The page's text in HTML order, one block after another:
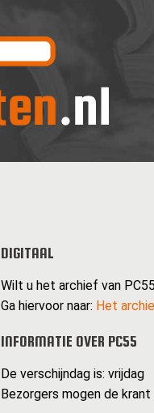
DIGITAAL
Wilt u het archief van
Ga hiervoor naar: Het
INFORMATIE OVER PC55
De verschijndag is: vrijdag
Bezorgers mogen de